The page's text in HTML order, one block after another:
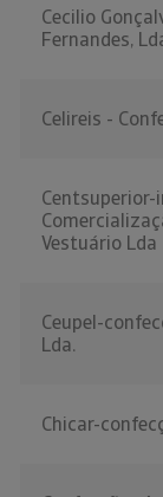
Cecilio
Fernandes,
Celireis -
Vestuário Lda
Ceupel-
Lda.
Chicar-